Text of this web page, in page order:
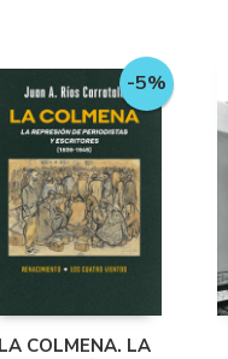
-5%
LA COLMENA. LA